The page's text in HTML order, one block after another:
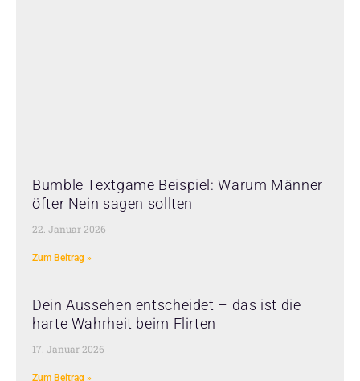
Bumble Textgame Beispiel: Warum Männer
öfter Nein sagen sollten
22. Januar 2026
Zum Beitrag »
Dein Aussehen entscheidet – das ist die
harte Wahrheit beim Flirten
17. Januar 2026
Zum Beitrag »